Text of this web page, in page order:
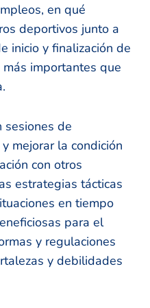
en qué
deportivos junto a
inicio y finalización de
importantes que
sesiones de
mejorar la condición
con otros
estrategias tácticas
en tiempo
para el
y regulaciones
y debilidades